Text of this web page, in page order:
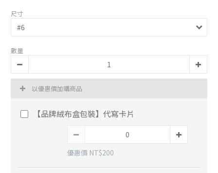
尺寸
數量
以優惠價加購商品
【品牌絨布盒包裝】代寫卡片
優惠價 NT$200